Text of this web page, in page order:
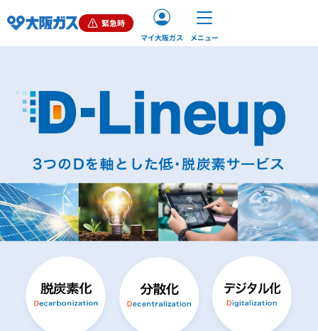
緊急時
マイ大阪ガス メニュー
業務用・産業用のお客さま
企業情報
お問い合わせ English